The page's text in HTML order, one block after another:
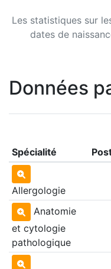
Les statistiques sur
dates de
Données
Spécialité
Allergologie
Anatomie
et cytologie
pathologique